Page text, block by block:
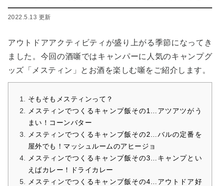
2022.5.13 更新
アウトドアアクティビティが盛り上がる季節になってき
ました。今回の酒噺ではキャンパーに人気のキャンプグ
ッズ「メスティン」とお酒を楽しむ噺をご紹介します。
そもそもメスティンって？
メスティンでつくるキャンプ飯その1…アツアツがう
まい！コーンバター
メスティンでつくるキャンプ飯その2…バルの定番を
屋外でも！マッシュルームのアヒージョ
メスティンでつくるキャンプ飯その3…キャンプとい
えばカレー！ドライカレー
メスティンでつくるキャンプ飯その4…アウトドア好